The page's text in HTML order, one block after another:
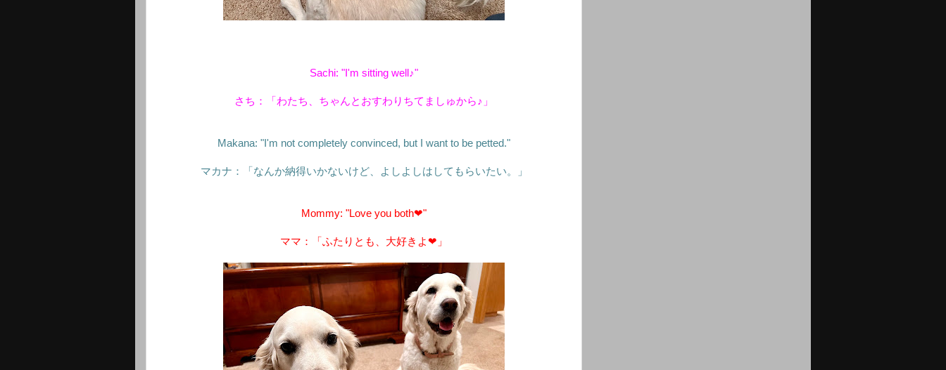
Sachi: "I'm sitting well♪"
さち：「わたち、ちゃんとおすわりちてましゅから♪」
Makana: "I'm not completely convinced, but I want to be petted."
マカナ：「なんか納得いかないけど、よしよしはしてもらいたい。」
Mommy: "Love you both❤︎"
ママ：「ふたりとも、大好きよ❤︎」